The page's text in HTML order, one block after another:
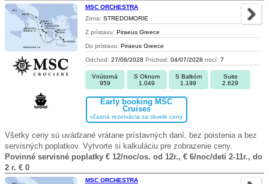
MSC ORCHESTRA
Zona: STREDOMORIE
Z prístavu: Piraeus Greece
Do prístavu: Piraeus Greece
Odchod: 27/06/2028 Príchod: 04/07/2028 nocí: 7
Vnútorná
959
S Oknom
1.049
S Balkóm
1.199
Suite
2.629
Early booking MSC
Cruises
včasná rezervácia za skvelé ceny
Všetky ceny sú uvádzané vrátane prístavných daní, bez poistenia a bez
servisných poplatkov. Vytvorte si kalkuláciu pre zobrazenie ceny.
Povinné servisné poplatky € 12/noc/os. od 12r., € 6/noc/deti 2-11r., do
2 r. € 0
MSC ORCHESTRA